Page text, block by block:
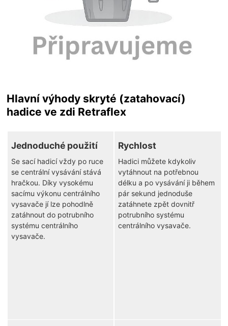
Hlavní výhody skryté (zatahovací)
hadice ve zdi Retraflex
Jednoduché použití
Se sací hadicí vždy po ruce
se centrální vysávání stává
hračkou. Díky vysokému
sacímu výkonu centrálního
vysavače jí lze pohodlně
zatáhnout do potrubního
systému centrálního
vysavače.
Rychlost
Hadici můžete kdykoliv
vytáhnout na potřebnou
délku a po vysávání ji během
pár sekund jednoduše
zatáhnete zpět dovnitř
potrubního systému
centrálního vysavače.